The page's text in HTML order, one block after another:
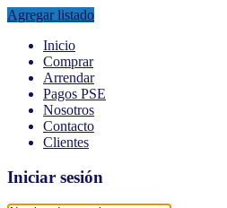
Agregar listado
Inicio
Comprar
Arrendar
Pagos PSE
Nosotros
Contacto
Clientes
Iniciar sesión